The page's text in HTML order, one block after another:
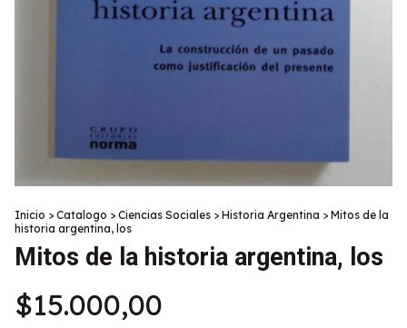
Inicio > Catalogo > Ciencias Sociales > Historia Argentina > Mitos de la
historia argentina, los
Mitos de la historia argentina, los
$15.000,00